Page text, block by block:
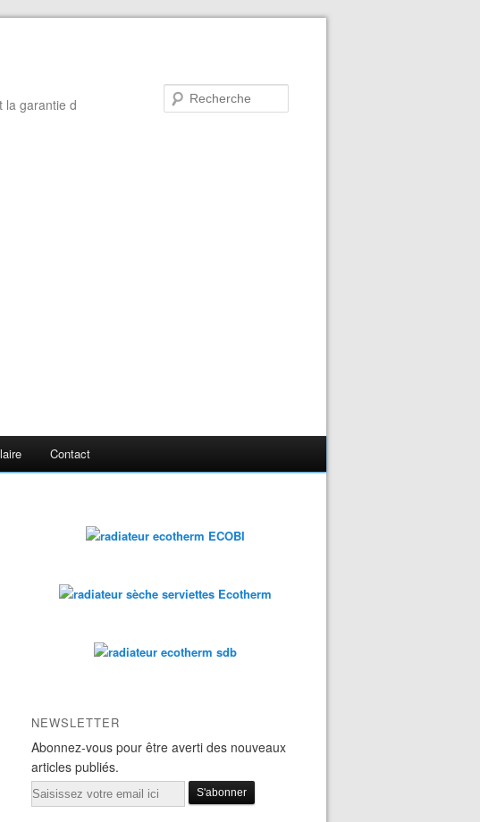
la garantie d
Contact
NEWSLETTER
Abonnez-vous pour être averti des nouveaux
articles publiés.
Email